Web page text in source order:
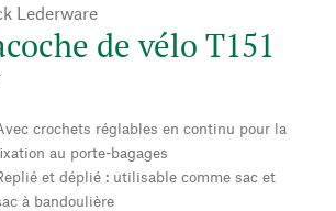
Lederware
de vélo T151
crochets réglables en continu pour la
au porte-bagages
et déplié : utilisable comme sac et
à bandoulière